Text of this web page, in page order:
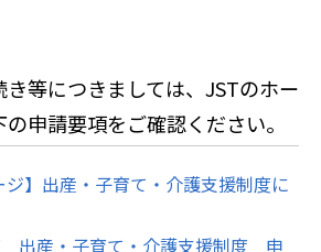
等につきましては、JSTのホー
申請要項をご確認ください。
ジ】出産・子育て・介護支援制度に
出産・子育て・介護支援制度 申